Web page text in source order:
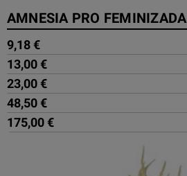
AMNESIA PRO FEMINIZADA
9,18 €
13,00 €
23,00 €
48,50 €
175,00 €